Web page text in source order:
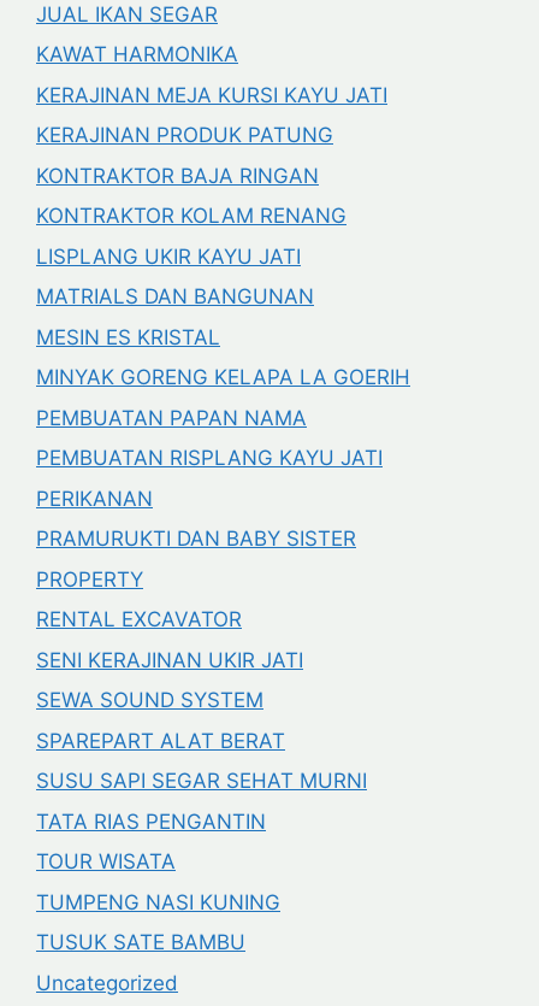
JUAL IKAN SEGAR
KAWAT HARMONIKA
KERAJINAN MEJA KURSI KAYU JATI
KERAJINAN PRODUK PATUNG
KONTRAKTOR BAJA RINGAN
KONTRAKTOR KOLAM RENANG
LISPLANG UKIR KAYU JATI
MATRIALS DAN BANGUNAN
MESIN ES KRISTAL
MINYAK GORENG KELAPA LA GOERIH
PEMBUATAN PAPAN NAMA
PEMBUATAN RISPLANG KAYU JATI
PERIKANAN
PRAMURUKTI DAN BABY SISTER
PROPERTY
RENTAL EXCAVATOR
SENI KERAJINAN UKIR JATI
SEWA SOUND SYSTEM
SPAREPART ALAT BERAT
SUSU SAPI SEGAR SEHAT MURNI
TATA RIAS PENGANTIN
TOUR WISATA
TUMPENG NASI KUNING
TUSUK SATE BAMBU
Uncategorized